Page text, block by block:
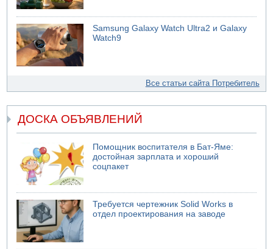
Samsung Galaxy Watch Ultra2 и Galaxy
Watch9
Все статьи сайта Потребитель
ДОСКА ОБЪЯВЛЕНИЙ
Помощник воспитателя в Бат-Яме:
достойная зарплата и хороший
соцпакет
Требуется чертежник Solid Works в
отдел проектирования на заводе